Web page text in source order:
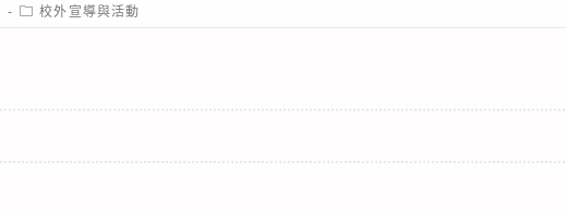
Post
category:
校外宣導與活動